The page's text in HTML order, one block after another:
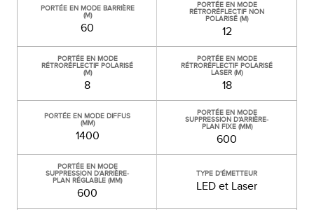
PORTÉE EN MODE BARRIÈRE
(M)
60
PORTÉE EN MODE
RÉTRORÉFLECTIF NON
POLARISÉ (M)
12
PORTÉE EN MODE
RÉTRORÉFLECTIF POLARISÉ
(M)
8
PORTÉE EN MODE
RÉTRORÉFLECTIF POLARISÉ
LASER (M)
18
PORTÉE EN MODE DIFFUS
(MM)
1400
PORTÉE EN MODE
SUPPRESSION D’ARRIÈRE-
PLAN FIXE (MM)
600
PORTÉE EN MODE
SUPPRESSION D’ARRIÈRE-
PLAN RÉGLABLE (MM)
600
TYPE D'ÉMETTEUR
LED et Laser